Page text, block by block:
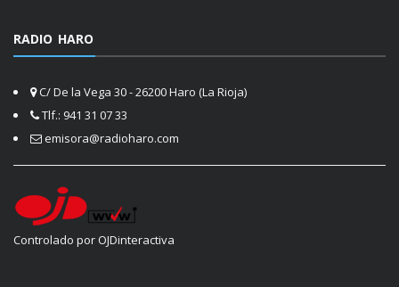
RADIO HARO
C/ De la Vega 30 - 26200 Haro (La Rioja)
Tlf.: 941 31 07 33
emisora@radioharo.com
Controlado por OJDinteractiva